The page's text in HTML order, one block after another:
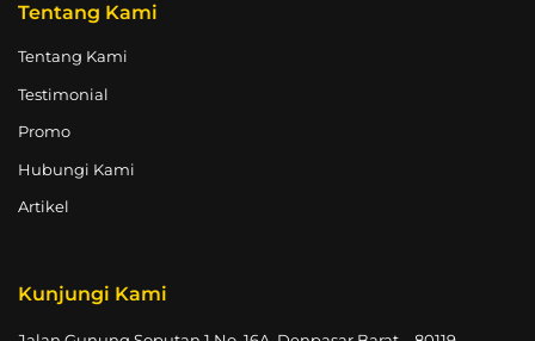
Tentang Kami
Tentang Kami
Testimonial
Promo
Hubungi Kami
Artikel
Kunjungi Kami